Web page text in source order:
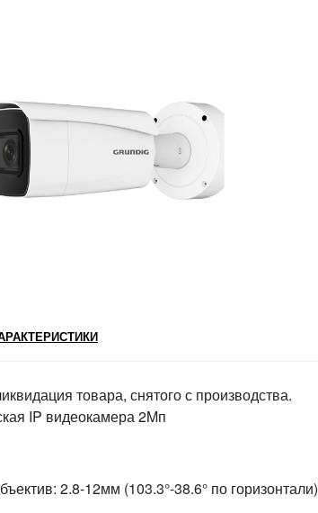
товара, снятого с производства.
IP видеокамера 2Mп
2.8-12мм (103.3°-38.6° по горизонтали)